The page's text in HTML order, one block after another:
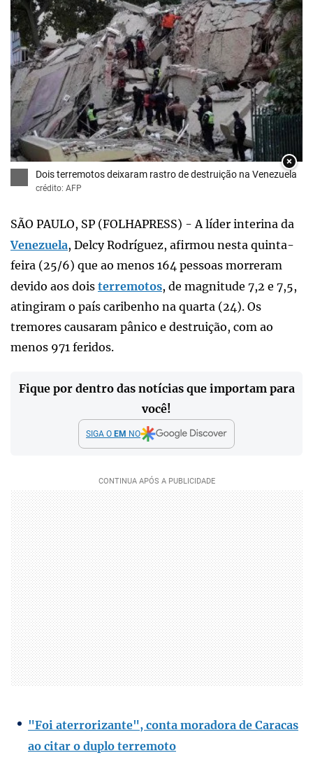
×
Dois terremotos deixaram rastro de destruição na Venezuela
crédito: AFP
SÃO PAULO, SP (FOLHAPRESS) - A líder interina da
Venezuela, Delcy Rodríguez, afirmou nesta quinta-
feira (25/6) que ao menos 164 pessoas morreram
devido aos dois terremotos, de magnitude 7,2 e 7,5,
atingiram o país caribenho na quarta (24). Os
tremores causaram pânico e destruição, com ao
menos 971 feridos.
Fique por dentro das notícias que importam para
você!
SIGA O EM NO
"Foi aterrorizante", conta moradora de Caracas
ao citar o duplo terremoto